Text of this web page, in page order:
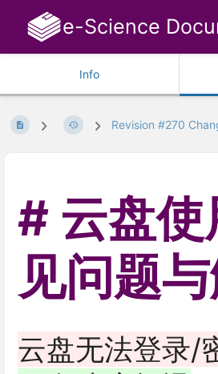
e-Science
Info
Revision #270
云盘使
见问题
云盘无法登录/